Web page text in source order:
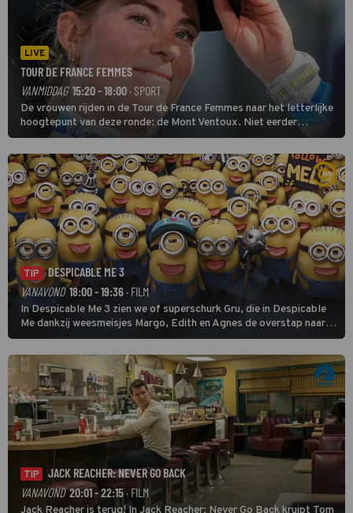
LIVE
TOUR DE FRANCE FEMMES
VANMIDDAG 15:20 - 18:00 · SPORT
De vrouwen rijden in de Tour de France Femmes naar het letterlijke
hoogtepunt van deze ronde: de Mont Ventoux. Niet eerder
finishten de vrouwen voor deze koers op deze kale col uit de
buitencategorie. De aanloop naar de slotklim is vlak.
TIP
DESPICABLE ME 3
VANAVOND 18:00 - 19:36· FILM
In Despicable Me 3 zien we of superschurk Gru, die in Despicable
Me dankzij weesmeisjes Margo, Edith en Agnes de overstap naar
het rechte pad maakte, ook op dat pad weet te blijven.
TIP
JACK REACHER: NEVER GO BACK
VANAVOND 20:01 - 22:15· FILM
Jack Reacher is terug! In Jack Reacher: Never Go Back kruipt Tom